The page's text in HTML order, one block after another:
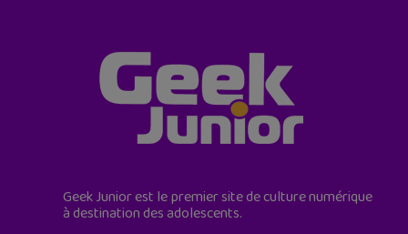
Geek Junior est le premier site de culture numérique
à destination des adolescents.